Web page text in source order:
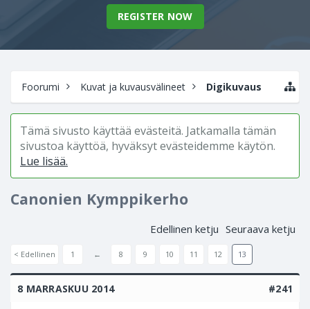
REGISTER NOW
Foorumi Kuvat ja kuvausvälineet Digikuvaus
Tämä sivusto käyttää evästeitä. Jatkamalla tämän
sivustoa käyttöä, hyväksyt evästeidemme käytön.
Lue lisää.
Canonien Kymppikerho
Edellinen ketju Seuraava ketju
< Edellinen 1 ← 8 9 10 11 12 13
8 MARRASKUU 2014 #241